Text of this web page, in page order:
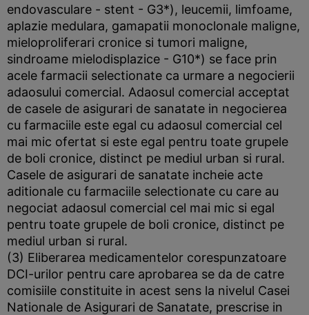
endovasculare - stent - G3*), leucemii, limfoame,
aplazie medulara, gamapatii monoclonale maligne,
mieloproliferari cronice si tumori maligne,
sindroame mielodisplazice - G10*) se face prin
acele farmacii selectionate ca urmare a negocierii
adaosului comercial. Adaosul comercial acceptat
de casele de asigurari de sanatate in negocierea
cu farmaciile este egal cu adaosul comercial cel
mai mic ofertat si este egal pentru toate grupele
de boli cronice, distinct pe mediul urban si rural.
Casele de asigurari de sanatate incheie acte
aditionale cu farmaciile selectionate cu care au
negociat adaosul comercial cel mai mic si egal
pentru toate grupele de boli cronice, distinct pe
mediul urban si rural.
(3) Eliberarea medicamentelor corespunzatoare
DCI-urilor pentru care aprobarea se da de catre
comisiile constituite in acest sens la nivelul Casei
Nationale de Asigurari de Sanatate, prescrise in